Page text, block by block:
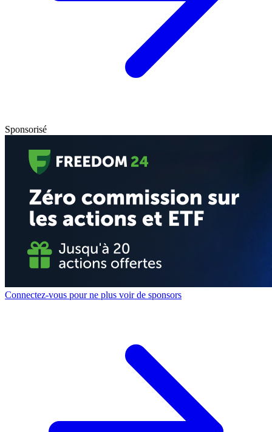
Sponsorisé
Connectez-vous pour ne plus voir de sponsors